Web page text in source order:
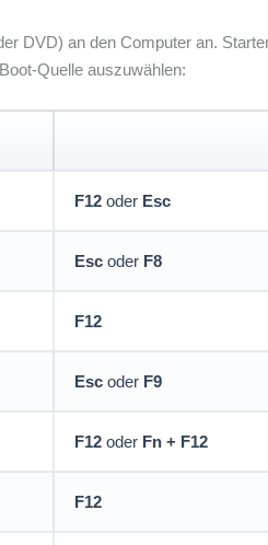
DVD) an den Computer an.
Quelle auszuwählen:
F12 oder Esc
Esc oder F8
F12
Esc oder F9
F12 oder Fn + F12
F12